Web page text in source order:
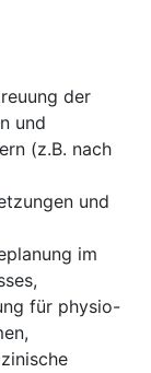
der
und
(z.B. nach
und
im
für physio-